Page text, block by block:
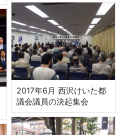
2017年6月 西沢けいた都
議会議員の決起集会